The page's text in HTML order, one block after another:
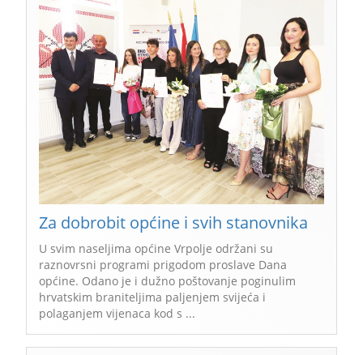
Za dobrobit općine i svih stanovnika
U svim naseljima općine Vrpolje održani su
raznovrsni programi prigodom proslave Dana
općine. Odano je i dužno poštovanje poginulim
hrvatskim braniteljima paljenjem svijeća i
polaganjem vijenaca kod s ...